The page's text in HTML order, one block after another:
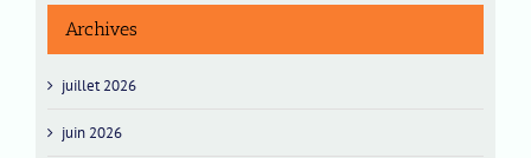
Archives
juillet 2026
juin 2026